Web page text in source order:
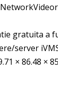
gratuita a
server
× 86.48 ×